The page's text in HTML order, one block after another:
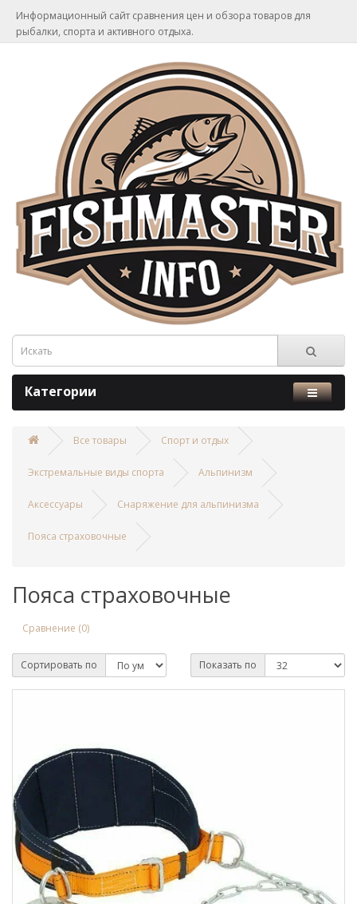
Информационный сайт сравнения цен и обзора товаров для
рыбалки, спорта и активного отдыха.
Категории
Все товары Спорт и отдых
Экстремальные виды спорта Альпинизм
Аксессуары Снаряжение для альпинизма
Пояса страховочные
Пояса страховочные
Сравнение (0)
Сортировать по Показать по